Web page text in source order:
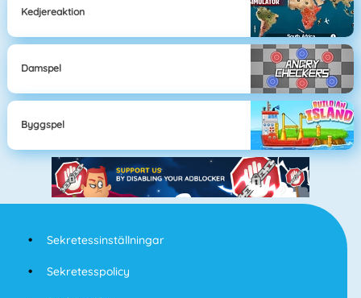
Kedjereaktion
Damspel
Byggspel
Sekretessinställningar
Sekretesspolicy